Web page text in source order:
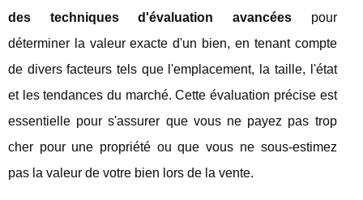
des techniques d'évaluation avancéespour
déterminer la valeur exacte d'un bien, en tenant compte
de divers facteurs tels que l'emplacement, la taille, l'état
et les tendances du marché. Cette évaluation précise est
essentielle pour s'assurer que vous ne payez pas trop
cher pour une propriété ou que vous ne sous-estimez
pas la valeur de votre bien lors de la vente.